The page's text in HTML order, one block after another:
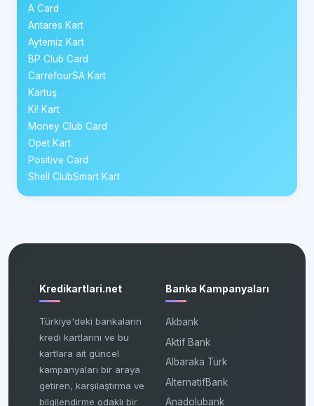
A Card
Antares Kart
Aytemiz Kart
BP Club Card
CarrefourSA Kart
Kartuş
Ki! Kart
Money Club Card
Opet Kart
Positive Card
Shell ClubSmart Kart
Kredikartlari.net
Türkiye'deki bankaların
kredi kartlarını ve bu
kartlara ait güncel
kampanyaları bir araya
getiren, karşılaştırma ve
bilgilendirme odaklı bir
Banka Kampanyaları
Akbank
Aktif Bank
Albaraka Türk
AlternatifBank
Anadolubank